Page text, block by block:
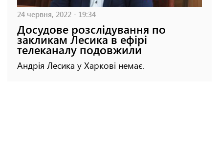
24 червня, 2022 - 19:34
Досудове розслідування по
закликам Лесика в ефірі
телеканалу подовжили
Андрія Лесика у Харкові немає.